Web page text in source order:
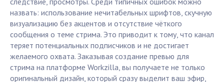
назвать: использование нечитабельных шрифтов, скучную
визуализацию без акцентов и отсутствие чёткого
сообщения о теме стрима. Это приводит к тому, что канал
теряет потенциальных подписчиков и не достигает
желаемого охвата. Заказывая создание превью для
стрима на платформе Workzilla, вы получаете не только
оригинальный дизайн, который сразу выделит ваш эфир,